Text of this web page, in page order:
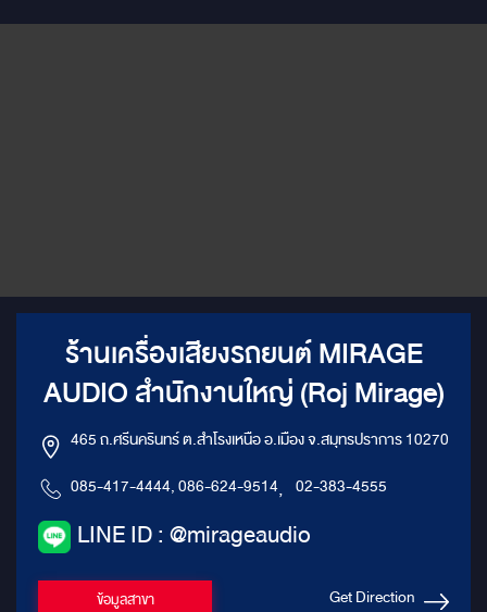
ร้านเครื่องเสียงรถยนต์ MIRAGE
AUDIO สำนักงานใหญ่ (Roj Mirage)
465 ถ.ศรีนครินทร์ ต.สำโรงเหนือ อ.เมือง จ.สมุทรปราการ 10270
085-417-4444, 086-624-9514, 02-383-4555
LINE ID : @mirageaudio
ข้อมูลสาขา Get Direction